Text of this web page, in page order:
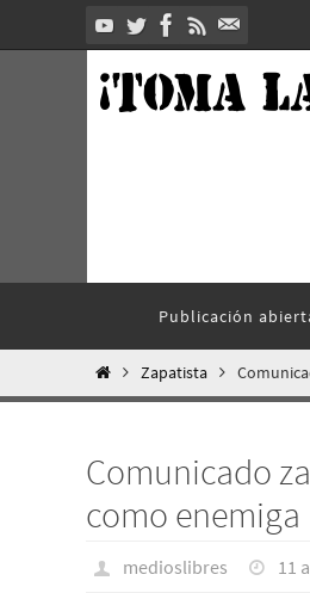
al
contenido
Publicación
InicioZapatista
Comunicado
como enemiga
medioslibres 11